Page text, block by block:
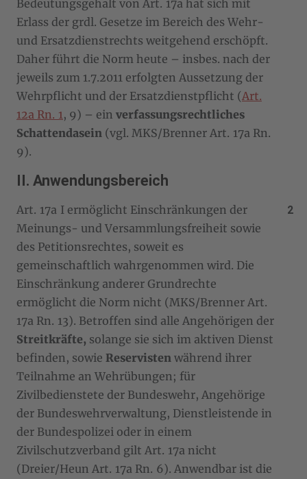
Bedeutungsgehalt von Art. 17a hat sich mit
Erlass der grdl. Gesetze im Bereich des Wehr-
und Ersatzdienstrechts weitgehend erschöpft.
Daher führt die Norm heute – insbes. nach der
jeweils zum 1.7.2011 erfolgten Aussetzung der
Wehrpflicht und der Ersatzdienstpflicht (Art.
12a Rn. 1 , 9) – ein verfassungsrechtliches
Schattendasein (vgl. MKS/Brenner Art. 17a Rn.
9).
II. Anwendungsbereich
Art. 17a I ermöglicht Einschränkungen der
Meinungs- und Versammlungsfreiheit sowie
des Petitionsrechtes, soweit es
gemeinschaftlich wahrgenommen wird. Die
Einschränkung anderer Grundrechte
ermöglicht die Norm nicht (MKS/Brenner Art.
17a Rn. 13). Betroffen sind alle Angehörigen der
Streitkräfte, solange sie sich im aktiven Dienst
befinden, sowie Reservisten während ihrer
Teilnahme an Wehrübungen; für
Zivilbedienstete der Bundeswehr, Angehörige
der Bundeswehrverwaltung, Dienstleistende in
der Bundespolizei oder in einem
Zivilschutzverband gilt Art. 17a nicht
(Dreier/Heun Art. 17a Rn. 6). Anwendbar ist die